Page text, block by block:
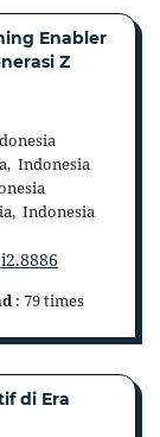
Enabler
Z
Indonesia
Indonesia
: 79 times
di Era